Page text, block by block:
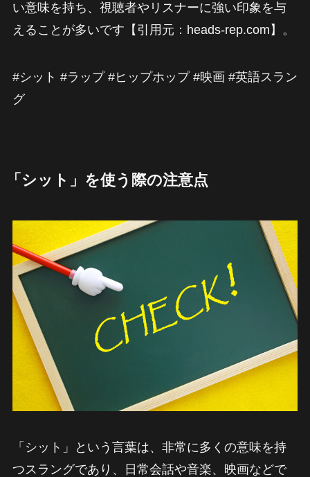
い意味を持ち、視聴者やリスナーに強い印象を与
えることが多いです【引用元：heads-rep.com】。
#シット #ラップ #ヒップホップ #映画 #英語スラン
グ
「シット」を使う際の注意点
「シット」という言葉は、非常に多くの意味を持
つスラングであり、日常会話や音楽、映画などで